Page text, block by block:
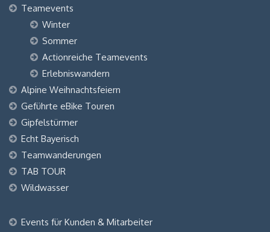
Teamevents
Winter
Sommer
Actionreiche Teamevents
Erlebniswandern
Alpine Weihnachtsfeiern
Geführte eBike Touren
Gipfelstürmer
Echt Bayerisch
Teamwanderungen
TAB TOUR
Wildwasser
Events für Kunden & Mitarbeiter